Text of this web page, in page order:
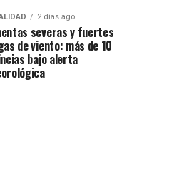
2 días ago
severas y fuertes
de viento: más de 10
bajo alerta